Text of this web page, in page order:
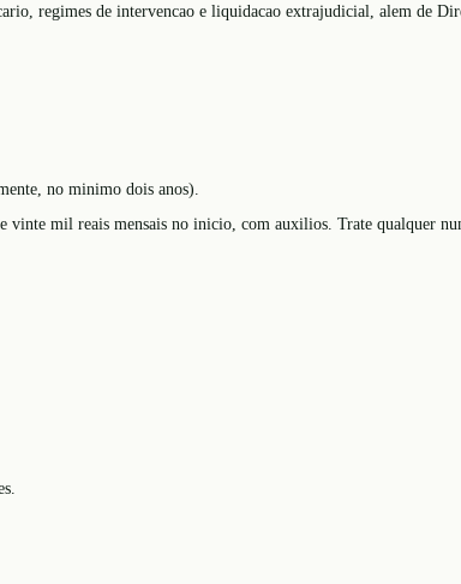
regimes de intervencao e liquidacao extrajudicial, alem de
no minimo dois anos).
mil reais mensais no inicio, com auxilios. Trate qualquer